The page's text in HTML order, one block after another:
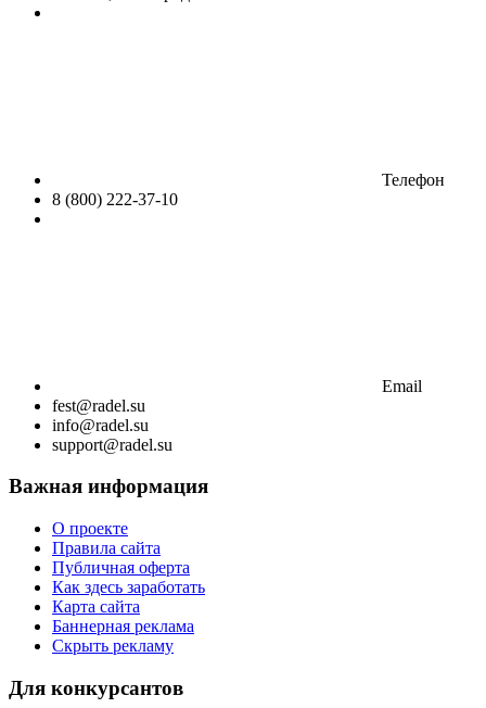
Телефон
8 (800) 222-37-10
Email
fest@radel.su
info@radel.su
support@radel.su
Важная информация
О проекте
Правила сайта
Публичная оферта
Как здесь заработать
Карта сайта
Баннерная реклама
Скрыть рекламу
Для конкурсантов